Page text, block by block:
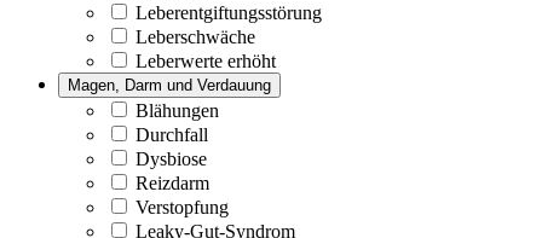
Leberentgiftungsstörung
Leberschwäche
Leberwerte erhöht
Magen, Darm und Verdauung
Blähungen
Durchfall
Dysbiose
Reizdarm
Verstopfung
Leaky-Gut-Syndrom